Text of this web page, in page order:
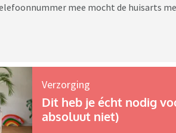
mee mocht de huisarts
Verzorging
Dit heb je écht nodig
absoluut niet)